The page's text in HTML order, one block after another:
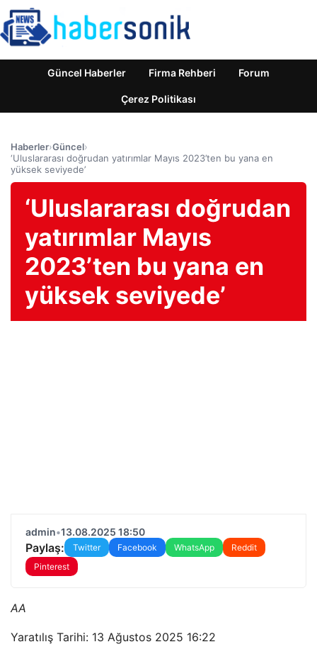
Güncel Haberler Firma Rehberi Forum
Çerez Politikası
Haberler›Güncel›
‘Uluslararası doğrudan yatırımlar Mayıs 2023’ten bu yana en
yüksek seviyede’
‘Uluslararası doğrudan
yatırımlar Mayıs
2023’ten bu yana en
yüksek seviyede’
admin•13.08.2025 18:50
Paylaş: Twitter Facebook WhatsApp
Reddit
Pinterest
AA
Yaratılış Tarihi: 13 Ağustos 2025 16:22